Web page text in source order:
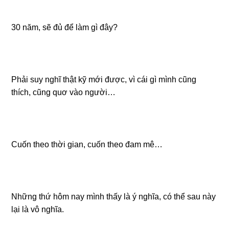
30 năm, sẽ đủ để làm gì đây?
Phải suy nghĩ thật kỹ mới được, vì cái gì mình cũng
thích, cũng quơ vào người…
Cuốn theo thời gian, cuốn theo đam mê…
Những thứ hôm nay mình thấy là ý nghĩa, có thể sau này
lại là vô nghĩa.